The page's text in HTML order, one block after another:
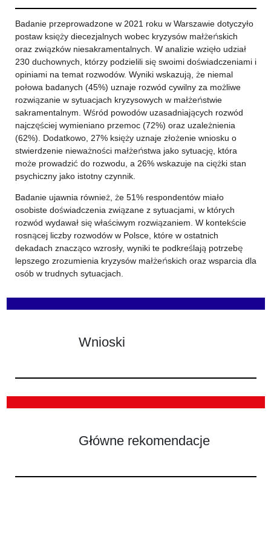
Badanie przeprowadzone w 2021 roku w Warszawie dotyczyło
postaw księży diecezjalnych wobec kryzysów małżeńskich
oraz związków niesakramentalnych. W analizie wzięło udział
230 duchownych, którzy podzielili się swoimi doświadczeniami i
opiniami na temat rozwodów. Wyniki wskazują, że niemal
połowa badanych (45%) uznaje rozwód cywilny za możliwe
rozwiązanie w sytuacjach kryzysowych w małżeństwie
sakramentalnym. Wśród powodów uzasadniających rozwód
najczęściej wymieniano przemoc (72%) oraz uzależnienia
(62%). Dodatkowo, 27% księży uznaje złożenie wniosku o
stwierdzenie nieważności małżeństwa jako sytuację, która
może prowadzić do rozwodu, a 26% wskazuje na ciężki stan
psychiczny jako istotny czynnik.
Badanie ujawnia również, że 51% respondentów miało
osobiste doświadczenia związane z sytuacjami, w których
rozwód wydawał się właściwym rozwiązaniem. W kontekście
rosnącej liczby rozwodów w Polsce, które w ostatnich
dekadach znacząco wzrosły, wyniki te podkreślają potrzebę
lepszego zrozumienia kryzysów małżeńskich oraz wsparcia dla
osób w trudnych sytuacjach.
Wnioski
Główne rekomendacje